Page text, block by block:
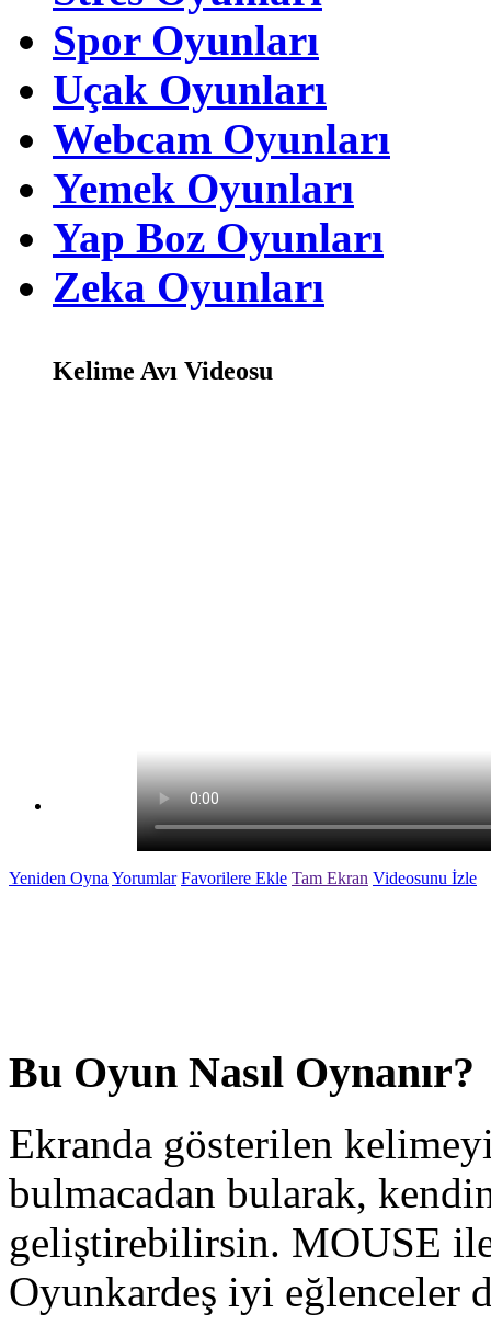
Spor Oyunları
Uçak Oyunları
Webcam Oyunları
Yemek Oyunları
Yap Boz Oyunları
Zeka Oyunları
Kelime Avı Videosu
Kelime Avı Oyunu
Yeniden Oyna Yorumlar Favorilere Ekle Tam Ekran Videosunu İzle
Bu Oyun Nasıl Oynanır?
Ekranda gösterilen
bulmacadan bularak,
geliştirebilirsin. MOUSE
Oyunkardeş iyi eğlenceler